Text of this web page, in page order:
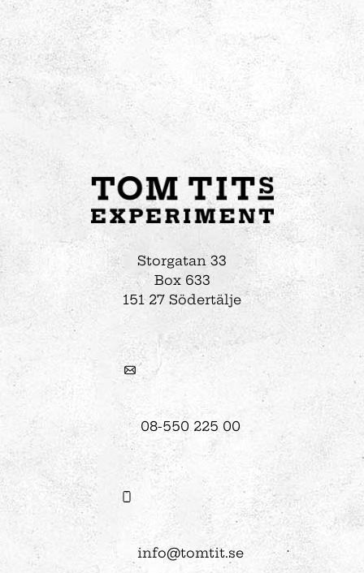
Storgatan 33
Box 633
151 27 Södertälje
08-550 225 00
info@tomtit.se